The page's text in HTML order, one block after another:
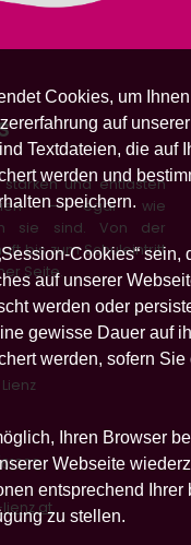
Cookies, um
auf
Textdateien, die auf
werden und
speichern.
Cookies“ sein,
auf unserer
werden oder
gewisse Dauer auf
werden, sofern Sie
Ihren Browser
Webseite
entsprechend Ihrer
zu stellen.
und entlasten
– egal wie
sie sind. Von der
bis zum Schuleintritt
Seite.